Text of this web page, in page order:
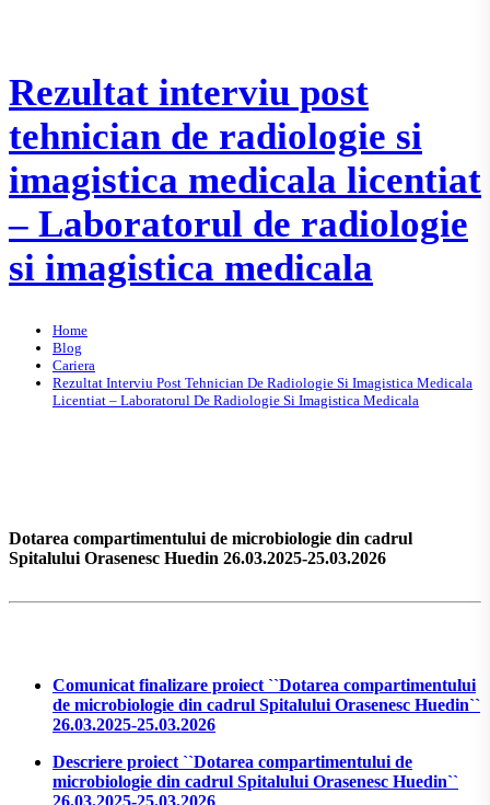
Rezultat interviu post
tehnician de radiologie si
imagistica medicala licentiat
– Laboratorul de radiologie
si imagistica medicala
Home
Blog
Cariera
Rezultat Interviu Post Tehnician De Radiologie Si Imagistica Medicala
Licentiat – Laboratorul De Radiologie Si Imagistica Medicala
Dotarea compartimentului de microbiologie din cadrul
Spitalului Orasenesc Huedin 26.03.2025-25.03.2026
Comunicat finalizare proiect ``Dotarea compartimentului
de microbiologie din cadrul Spitalului Orasenesc Huedin``
26.03.2025-25.03.2026
Descriere proiect ``Dotarea compartimentului de
microbiologie din cadrul Spitalului Orasenesc Huedin``